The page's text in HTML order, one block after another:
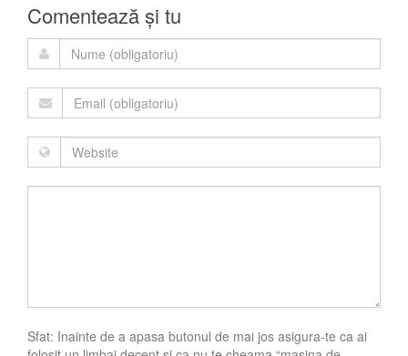
Comentează și tu
Sfat: Inainte de a apasa butonul de mai jos asigura-te ca ai